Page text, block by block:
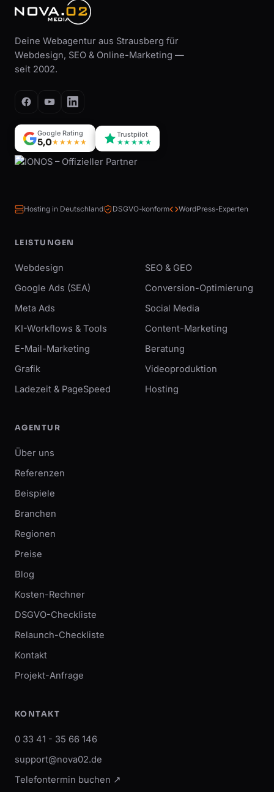
Deine Webagentur aus Strausberg für
Webdesign, SEO & Online-Marketing —
seit 2002.
Google Rating
5,0★★★★★
Trustpilot
★★★★★
Hosting in Deutschland DSGVO-konform WordPress-Experten
LEISTUNGEN
Webdesign
SEO & GEO
Google Ads (SEA)
Conversion-Optimierung
Meta Ads
Social Media
KI-Workflows & Tools
Content-Marketing
E-Mail-Marketing
Beratung
Grafik
Videoproduktion
Ladezeit & PageSpeed
Hosting
AGENTUR
Über uns
Referenzen
Beispiele
Branchen
Regionen
Preise
Blog
Kosten-Rechner
DSGVO-Checkliste
Relaunch-Checkliste
Kontakt
Projekt-Anfrage
KONTAKT
0 33 41 - 35 66 146
support@nova02.de
Telefontermin buchen ↗